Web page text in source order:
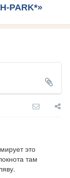
PARK*»
это
там